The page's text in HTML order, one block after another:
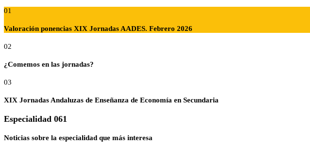
01
Valoración ponencias XIX Jornadas AADES. Febrero 2026
02
¿Comemos en las jornadas?
03
XIX Jornadas Andaluzas de Enseñanza de Economía en Secundaria
Especialidad 061
Noticias sobre la especialidad que más interesa